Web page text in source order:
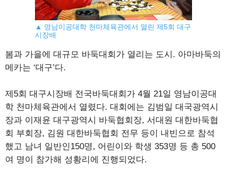
▲ 영남이공대학 천마체육관에서 열린 제5회 대구
시장배
봄과 가을에 대규모 바둑대회가 열리는 도시. 아마바둑의
메카는 ‘대구’다.
제5회 대구시장배 전국바둑대회가 4월 21일 영남이공대
학 천마체육관에서 열렸다. 대회에는 김범일 대국광역시
장과 이재윤 대구광역시 바둑협회장, 서대원 대한바둑협
회 부회장, 김원 대한바둑협회 전무 등이 내빈으로 참석
했고 남녀 일반인150명, 어린이와 학생 353명 등 총 500
여 명이 참가해 성황리에 진행되었다.